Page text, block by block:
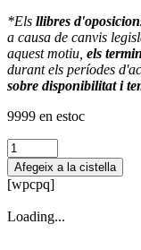
*Els llibres
a causa de canvis
aquest motiu, els
durant els períodes
sobre disponibilitat i
9999 en estoc
quantitat
de
Supuestos
+
PD
tipo
Afegeix a la cistella
[wpcpq]
Loading...